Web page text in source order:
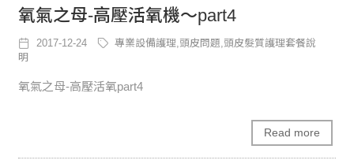
氧氣之母-高壓活氧機～part4
2017-12-24
專業設備護理,頭皮問題,頭皮髮質護理套餐說
明
氧氣之母-高壓活氧part4
Read more